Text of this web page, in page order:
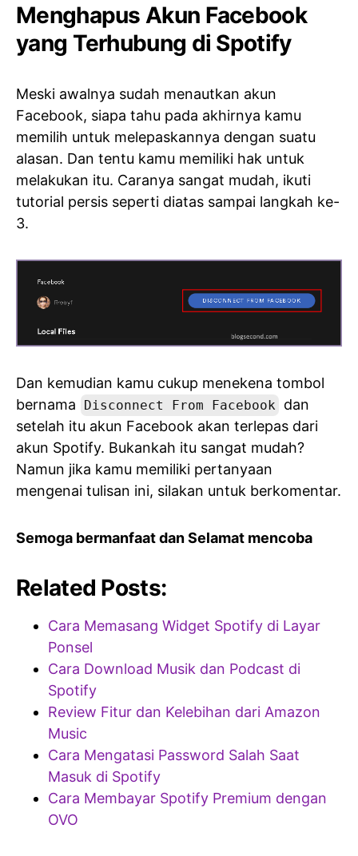
Menghapus Akun Facebook
yang Terhubung di Spotify
Meski awalnya sudah menautkan akun
Facebook, siapa tahu pada akhirnya kamu
memilih untuk melepaskannya dengan suatu
alasan. Dan tentu kamu memiliki hak untuk
melakukan itu. Caranya sangat mudah, ikuti
tutorial persis seperti diatas sampai langkah ke-
3.
Dan kemudian kamu cukup menekena tombol
bernama
Disconnect From Facebook dan
setelah itu akun Facebook akan terlepas dari
akun Spotify. Bukankah itu sangat mudah?
Namun jika kamu memiliki pertanyaan
mengenai tulisan ini, silakan untuk berkomentar.
Semoga bermanfaat dan Selamat mencoba
Related Posts:
Cara Memasang Widget Spotify di Layar
Ponsel
Cara Download Musik dan Podcast di
Spotify
Review Fitur dan Kelebihan dari Amazon
Music
Cara Mengatasi Password Salah Saat
Masuk di Spotify
Cara Membayar Spotify Premium dengan
OVO